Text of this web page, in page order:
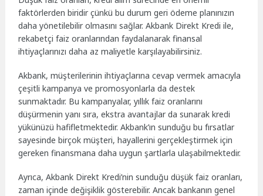
faktörlerden biridir çünkü bu durum geri ödeme planınızın
daha yönetilebilir olmasını sağlar. Akbank Direkt Kredi ile,
rekabetçi faiz oranlarından faydalanarak finansal
ihtiyaçlarınızı daha az maliyetle karşılayabilirsiniz.
Akbank, müşterilerinin ihtiyaçlarına cevap vermek amacıyla
çeşitli kampanya ve promosyonlarla da destek
sunmaktadır. Bu kampanyalar, yıllık faiz oranlarını
düşürmenin yanı sıra, ekstra avantajlar da sunarak kredi
yükünüzü hafifletmektedir. Akbank’ın sunduğu bu fırsatlar
sayesinde birçok müşteri, hayallerini gerçekleştirmek için
gereken finansmana daha uygun şartlarla ulaşabilmektedir.
Ayrıca, Akbank Direkt Kredi’nin sunduğu düşük faiz oranları,
zaman içinde değişiklik gösterebilir. Ancak bankanın genel